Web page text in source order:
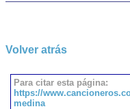
Volver atrás
Para citar esta página:
https://
medina